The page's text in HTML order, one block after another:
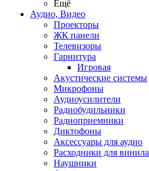
Ещё
Аудио, Видео
Проекторы
ЖК панели
Телевизоры
Гарнитура
Игровая
Акустические системы
Микрофоны
Аудиоусилители
Радиобудильники
Радиоприемники
Диктофоны
Аксессуары для аудио
Расходники для винила
Наушники